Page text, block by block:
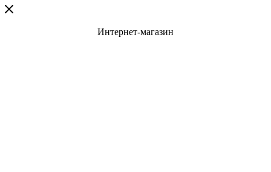
Интернет-магазин